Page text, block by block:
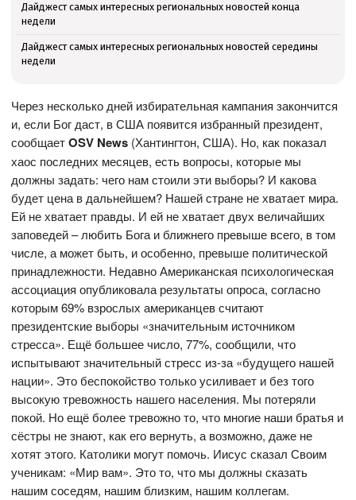
Дайджест самых интересных региональных новостей конца
недели
Дайджест самых интересных региональных новостей середины
недели
Через несколько дней избирательная кампания закончится
и, если Бог даст, в США появится избранный президент,
сообщаетOSV News (Хантингтон, США). Но, как показал
хаос последних месяцев, есть вопросы, которые мы
должны задать: чего нам стоили эти выборы? И какова
будет цена в дальнейшем? Нашей стране не хватает мира.
Ей не хватает правды. И ей не хватает двух величайших
заповедей – любить Бога и ближнего превыше всего, в том
числе, а может быть, и особенно, превыше политической
принадлежности. Недавно Американская психологическая
ассоциация опубликовала результаты опроса, согласно
которым 69% взрослых американцев считают
президентские выборы «значительным источником
стресса». Ещё большее число, 77%, сообщили, что
испытывают значительный стресс из-за «будущего нашей
нации». Это беспокойство только усиливает и без того
высокую тревожность нашего населения. Мы потеряли
покой. Но ещё более тревожно то, что многие наши братья и
сёстры не знают, как его вернуть, а возможно, даже не
хотят этого. Католики могут помочь. Иисус сказал Своим
ученикам: «Мир вам». Это то, что мы должны сказать
нашим соседям, нашим близким, нашим коллегам.